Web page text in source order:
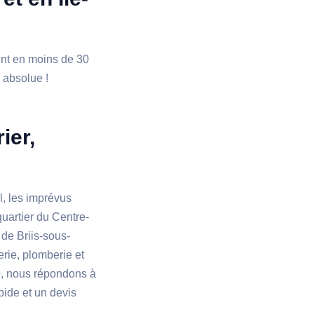
en moins de 30
!
les imprévus
du Centre-
Briis-sous-
plomberie et
nous répondons à
et un devis